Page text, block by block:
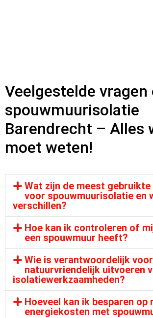
Veelgestelde vragen
spouwmuurisolatie
Barendrecht – Alles
moet weten!
Wat zijn de meest
voor spouwmuurisolatie en
verschillen?
Hoe kan ik controleren of
een spouwmuur heeft?
Wie is verantwoordelijk
natuurvriendelijk uitvoeren
isolatiewerkzaamheden?
Hoeveel kan ik besparen op
energiekosten met